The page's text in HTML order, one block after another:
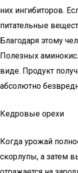
них ингибиторов.
питательные
Благодаря этому
Полезных
виде. Продукт
абсолютно
Кедровые орехи
Когда урожай
скорлупы, а затем